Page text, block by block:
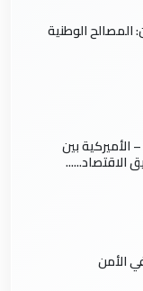
المصالح الوطنية
الأميركية بين
الاقتصاد......
الأمن